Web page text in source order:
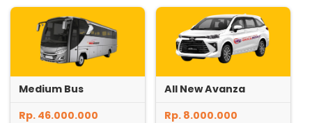
Medium Bus
Rp. 46.000.000
All New Avanza
Rp. 8.000.000